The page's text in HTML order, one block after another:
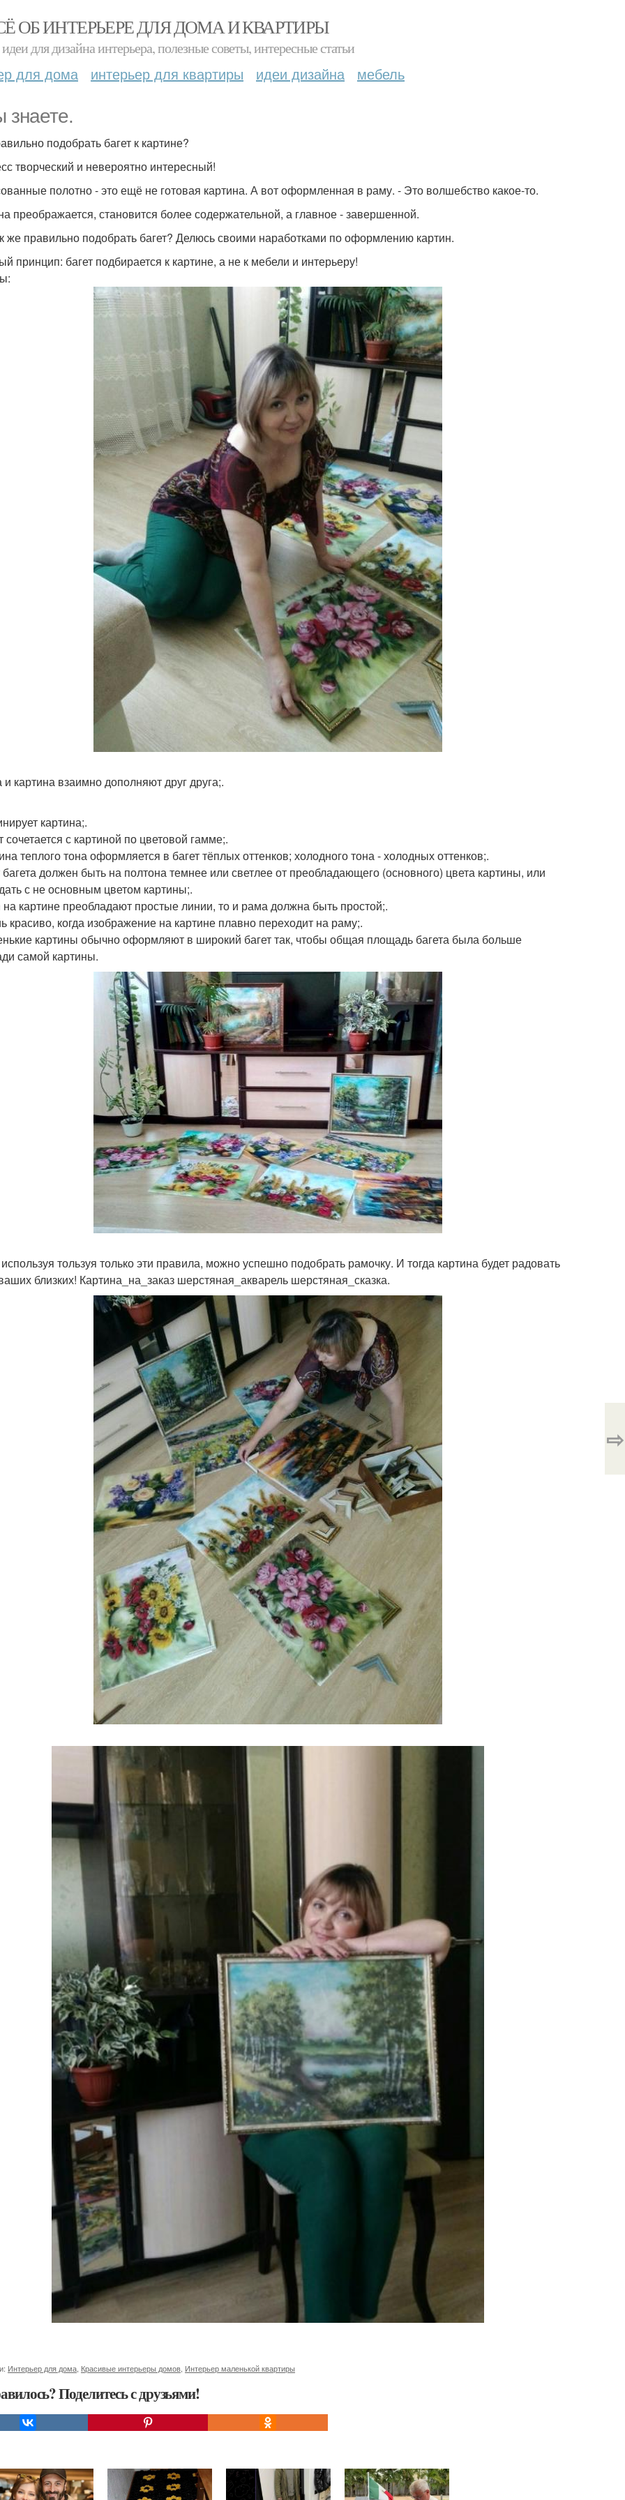
ОБ ИНТЕРЬЕРЕ ДЛЯ ДОМА И КВАРТИРЫ
для дизайна интерьера, полезные советы, интересные статьи
для дома интерьер для квартиры идеи дизайна мебель
знаете.
подобрать багет к картине?
творческий и невероятно интересный!
полотно - это ещё не готовая картина. А вот оформленная в раму. - Это волшебство какое-то.
преображается, становится более содержательной, а главное - завершенной.
же правильно подобрать багет? Делюсь своими наработками по оформлению картин.
принцип: багет подбирается к картине, а не к мебели и интерьеру!
картина взаимно дополняют друг друга;.
картина;.
сочетается с картиной по цветовой гамме;.
теплого тона оформляется в багет тёплых оттенков; холодного тона - холодных оттенков;.
должен быть на полтона темнее или светлее от преобладающего (основного) цвета картины, или
с не основным цветом картины;.
картине преобладают простые линии, то и рама должна быть простой;.
красиво, когда изображение на картине плавно переходит на раму;.
картины обычно оформляют в широкий багет так, чтобы общая площадь багета была больше
самой картины.
тользуя только эти правила, можно успешно подобрать рамочку. И тогда картина будет радовать
близких! Картина_на_заказ шерстяная_акварель шерстяная_сказка.
Интерьер для дома Красивые интерьеры домов Интерьер маленькой квартиры
Поделитесь с друзьями!
⇨